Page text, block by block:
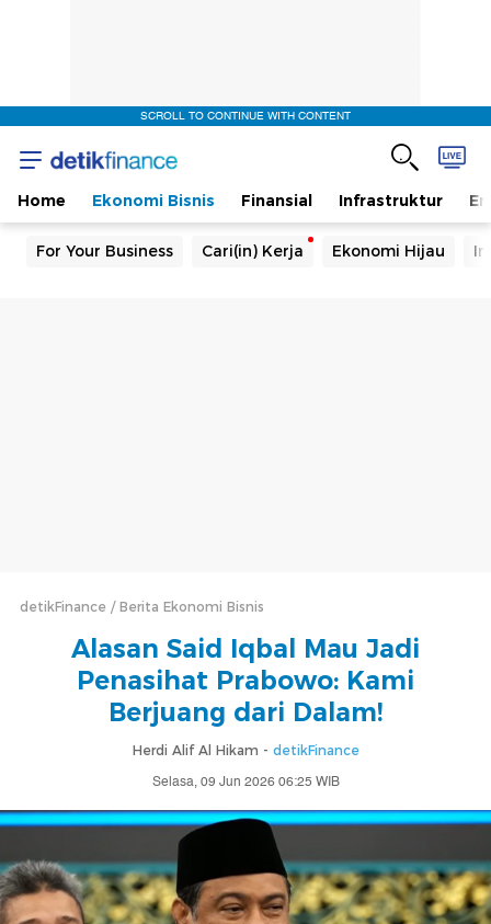
SCROLL TO CONTINUE WITH CONTENT
Home Ekonomi Bisnis Finansial Infrastruktur
For Your Business Cari(in) Kerja Ekonomi Hijau
detikFinance Berita Ekonomi Bisnis
Alasan Said Iqbal Mau Jadi
Penasihat Prabowo: Kami
Berjuang dari Dalam!
Herdi Alif Al Hikam - detikFinance
Selasa, 09 Jun 2026 06:25 WIB